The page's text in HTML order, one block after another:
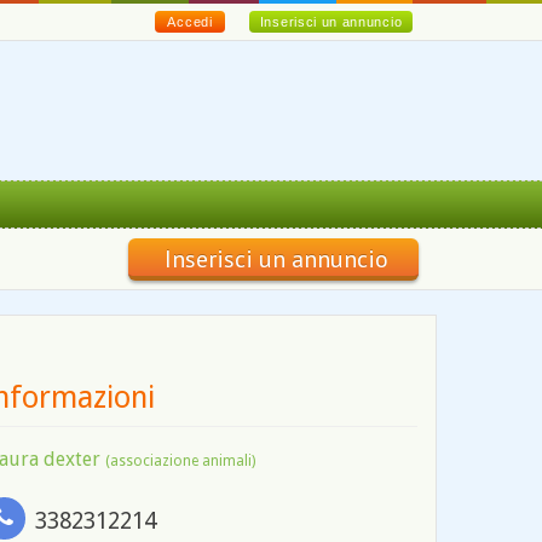
Inserisci un annuncio
Accedi
Inserisci un annuncio
dexter (associazione animali)
3382312214